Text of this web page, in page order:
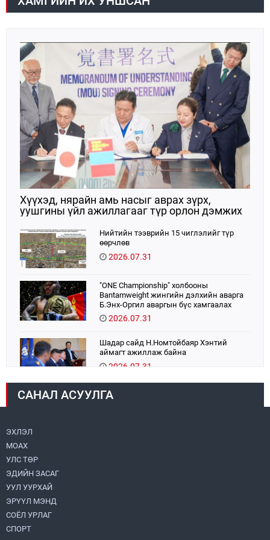
Хүүхэд, нярайн амь насыг аврах зүрх,
уушгины үйл ажиллагааг түр орлон дэмжих
Нийтийн тээврийн 15 чиглэлийг түр
өөрчлөв
2026.07.31
"ONE Championship" холбооны
Bantamweight жингийн дэлхийн аварга
Б.Энх-Оргил аваргын бүс хамгаалах
тулаанаа өнөөдөр хийнэ.
2026.07.31
Шадар сайд Н.Номтойбаяр Хэнтий
аймагт ажиллаж байна
2026.07.31
Авто зам шинээр барина
САНАЛ АСУУЛГА
ЭХЛЭЛ
МОАХ
УЛС ТӨР
ЭДИЙН ЗАСАГ
УУЛ УУРХАЙ
ЭРҮҮЛ МЭНД
СОЁЛ УРЛАГ
СПОРТ